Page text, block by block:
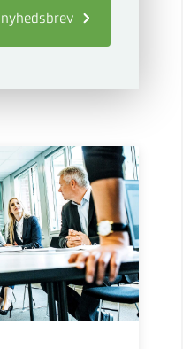
nyhedsbrev